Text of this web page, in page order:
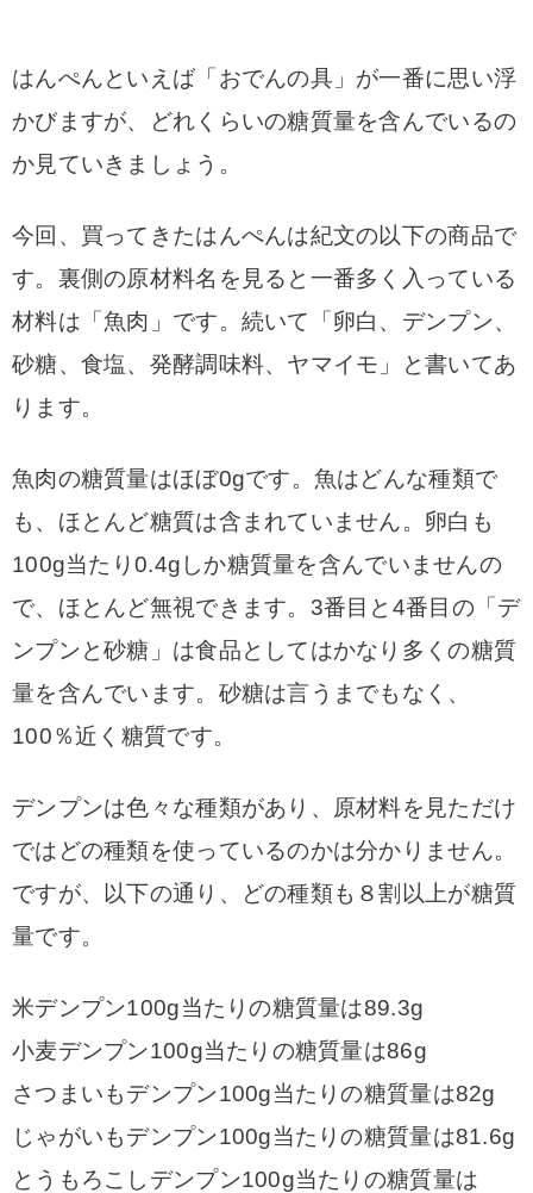
はんぺんといえば「おでんの具」が一番に思い浮
かびますが、どれくらいの糖質量を含んでいるの
か見ていきましょう。
今回、買ってきたはんぺんは紀文の以下の商品で
す。裏側の原材料名を見ると一番多く入っている
材料は「魚肉」です。続いて「卵白、デンプン、
砂糖、食塩、発酵調味料、ヤマイモ」と書いてあ
ります。
魚肉の糖質量はほぼ0gです。魚はどんな種類で
も、ほとんど糖質は含まれていません。卵白も
100g当たり0.4gしか糖質量を含んでいませんの
で、ほとんど無視できます。3番目と4番目の「デ
ンプンと砂糖」は食品としてはかなり多くの糖質
量を含んでいます。砂糖は言うまでもなく、
100％近く糖質です。
デンプンは色々な種類があり、原材料を見ただけ
ではどの種類を使っているのかは分かりません。
ですが、以下の通り、どの種類も８割以上が糖質
量です。
米デンプン100g当たりの糖質量は89.3g
小麦デンプン100g当たりの糖質量は86g
さつまいもデンプン100g当たりの糖質量は82g
じゃがいもデンプン100g当たりの糖質量は81.6g
とうもろこしデンプン100g当たりの糖質量は